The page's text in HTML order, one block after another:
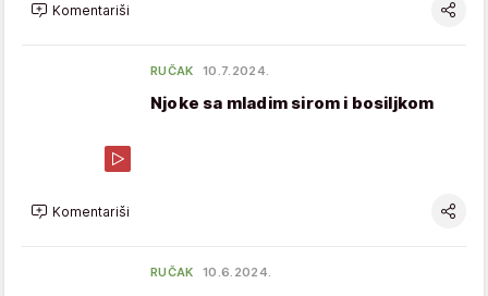
Komentariši
RUČAK 10.7.2024.
Njoke sa mladim sirom i bosiljkom
Komentariši
RUČAK 10.6.2024.